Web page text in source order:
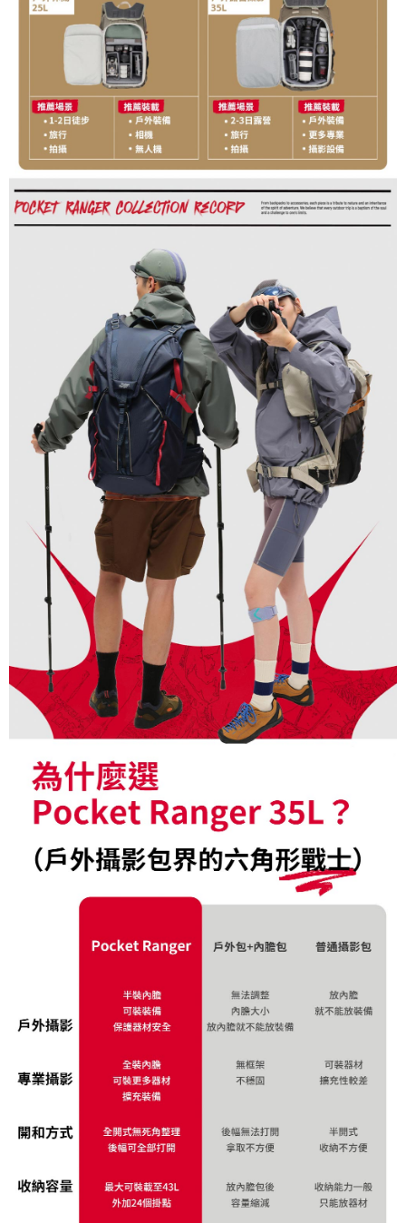
任。
４．使用「AFTEE先享後付」時，將依據個別帳號之用戶狀況，依本公司即
時審查核予不同之上限額度；若仍有額度不足之情形，本公司將視審查結果
請求用戶進行身份認證。
５．嚴禁一人註冊多個帳號或使用他人資訊註冊。若發現惡意使用之情形，
恩沛科技股份有限公司將有權停止該用戶之使用額度並採取法律行動。